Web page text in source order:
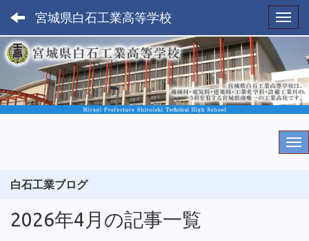
宮城県白石工業高等学校
白石工業ブログ
2026年4月の記事一覧